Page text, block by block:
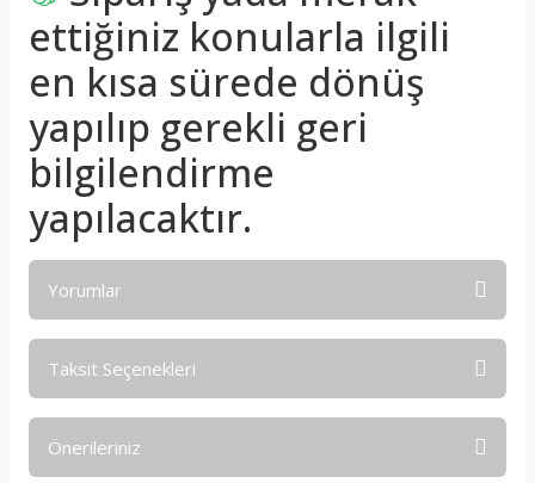
ettiğiniz konularla ilgili
en kısa sürede dönüş
yapılıp gerekli geri
bilgilendirme
yapılacaktır.
Yorumlar
Taksit Seçenekleri
Önerileriniz